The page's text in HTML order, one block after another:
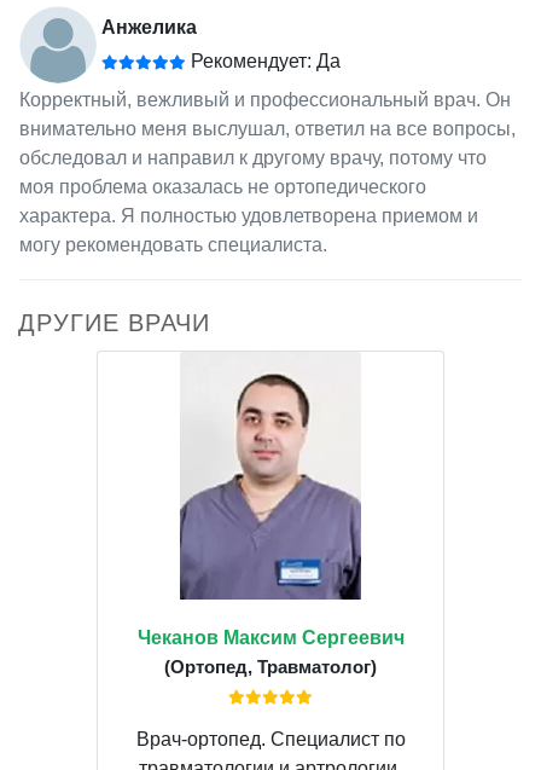
Анжелика
Рекомендует: Да
Корректный, вежливый и профессиональный врач. Он
внимательно меня выслушал, ответил на все вопросы,
обследовал и направил к другому врачу, потому что
моя проблема оказалась не ортопедического
характера. Я полностью удовлетворена приемом и
могу рекомендовать специалиста.
ДРУГИЕ ВРАЧИ
Чеканов Максим Сергеевич
(Ортопед, Травматолог)
Врач-ортопед. Специалист по